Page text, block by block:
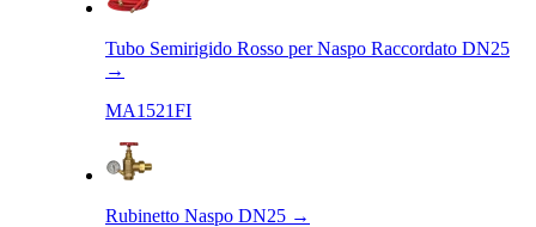
Tubo Semirigido Rosso per Naspo Raccordato DN25
→
MA1521FI
Rubinetto Naspo DN25 →